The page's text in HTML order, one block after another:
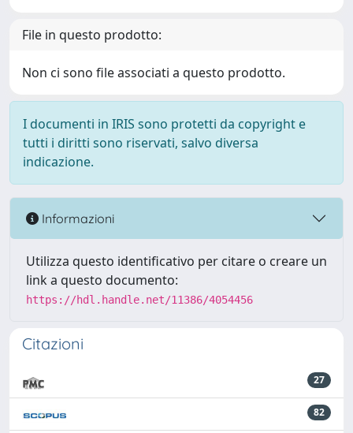
File in questo prodotto:
Non ci sono file associati a questo prodotto.
I documenti in IRIS sono protetti da copyright e
tutti i diritti sono riservati, salvo diversa
indicazione.
Informazioni
Utilizza questo identificativo per citare o creare un
link a questo documento:
https://hdl.handle.net/11386/4054456
Citazioni
27
82